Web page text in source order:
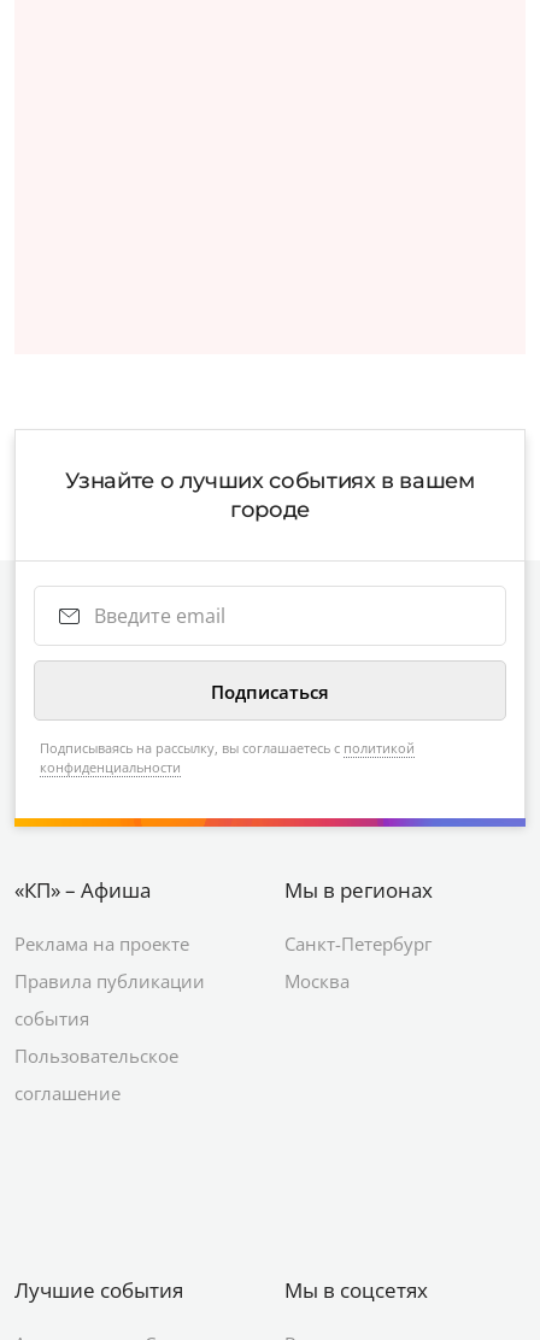
Узнайте о лучших событиях в вашем
городе
Подписываясь на рассылку, вы соглашаетесь с политикой
конфиденциальности
«КП» – Афиша
Реклама на проекте
Правила публикации
события
Пользовательское
соглашение
Мы в регионах
Санкт-Петербург
Москва
Лучшие события Мы в соцсетях